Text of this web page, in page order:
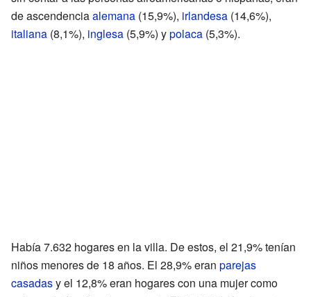
de ascendenciaalemana (15,9%), irlandesa (14,6%),
italiana (8,1%), inglesa (5,9%) ypolaca (5,3%).
Había 7.632 hogares en la villa. De estos, el 21,9% tenían
niños menores de 18 años. El 28,9% eran parejas
casadasy el 12,8% eran hogares con una mujer como